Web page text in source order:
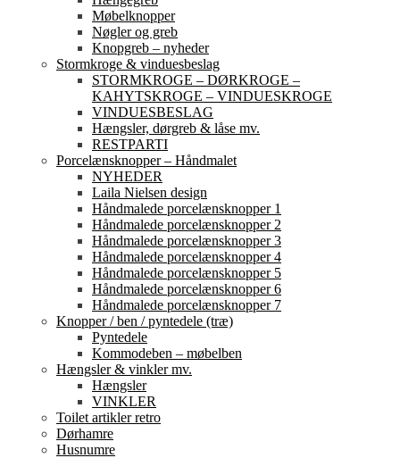
Møbelknopper
Nøgler og greb
Knopgreb – nyheder
Stormkroge & vinduesbeslag
STORMKROGE – DØRKROGE –
KAHYTSKROGE – VINDUESKROGE
VINDUESBESLAG
Hængsler, dørgreb & låse mv.
RESTPARTI
Porcelænsknopper – Håndmalet
NYHEDER
Laila Nielsen design
Håndmalede porcelænsknopper 1
Håndmalede porcelænsknopper 2
Håndmalede porcelænsknopper 3
Håndmalede porcelænsknopper 4
Håndmalede porcelænsknopper 5
Håndmalede porcelænsknopper 6
Håndmalede porcelænsknopper 7
Knopper / ben / pyntedele (træ)
Pyntedele
Kommodeben – møbelben
Hængsler & vinkler mv.
Hængsler
VINKLER
Toilet artikler retro
Dørhamre
Husnumre